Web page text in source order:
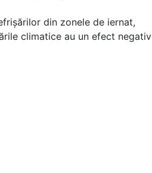
din zonele de iernat,
climatice au un efect negativ